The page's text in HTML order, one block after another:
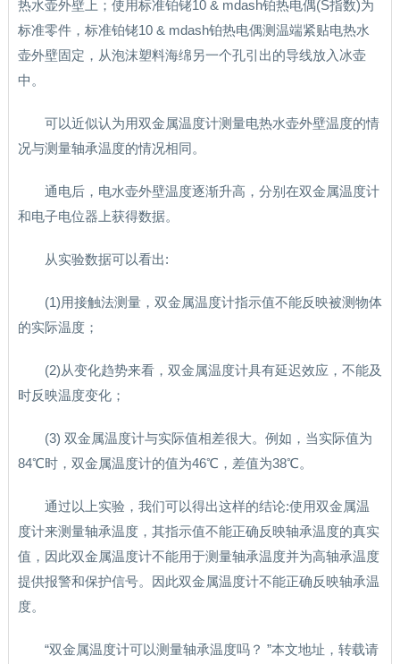
热水壶外壁上；使用标准铂铑10 & mdash铂热电偶(S指数)为
标准零件，标准铂铑10 & mdash铂热电偶测温端紧贴电热水
壶外壁固定，从泡沫塑料海绵另一个孔引出的导线放入冰壶
中。
可以近似认为用双金属温度计测量电热水壶外壁温度的情
况与测量轴承温度的情况相同。
通电后，电水壶外壁温度逐渐升高，分别在双金属温度计
和电子电位器上获得数据。
从实验数据可以看出:
(1)用接触法测量，双金属温度计指示值不能反映被测物体
的实际温度；
(2)从变化趋势来看，双金属温度计具有延迟效应，不能及
时反映温度变化；
(3) 双金属温度计与实际值相差很大。例如，当实际值为
84℃时，双金属温度计的值为46℃，差值为38℃。
通过以上实验，我们可以得出这样的结论:使用双金属温
度计来测量轴承温度，其指示值不能正确反映轴承温度的真实
值，因此双金属温度计不能用于测量轴承温度并为高轴承温度
提供报警和保护信号。因此双金属温度计不能正确反映轴承温
度。
“双金属温度计可以测量轴承温度吗？ ”本文地址，转载请